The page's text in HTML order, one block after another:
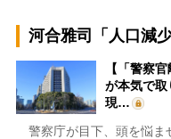
河合雅司「人口減
【「警察
が本気で
現…
警察庁が目下、頭を悩ま